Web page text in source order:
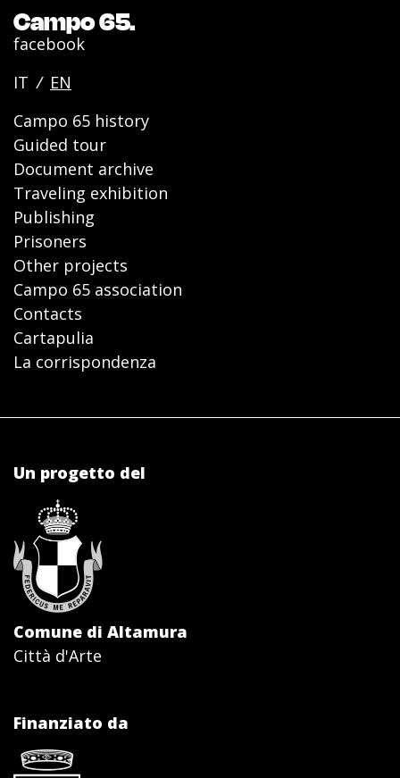
Campo 65.
facebook
IT / EN
Campo 65 history
Guided tour
Document archive
Traveling exhibition
Publishing
Prisoners
Other projects
Campo 65 association
Contacts
Cartapulia
La corrispondenza
Un progetto del
Comune di Altamura
Città d'Arte
Finanziato da